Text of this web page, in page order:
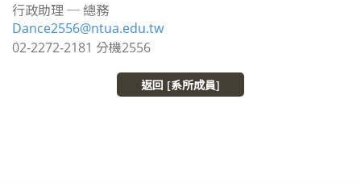
行政助理 ─ 總務
Dance2556@ntua.edu.tw
02-2272-2181 分機2556
返回 [系所成員]